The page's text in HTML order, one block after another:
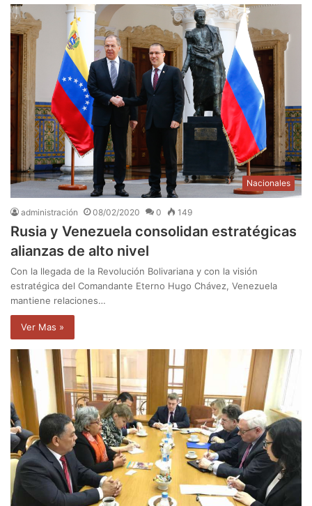
Nacionales
administración 08/02/2020 0 149
Rusia y Venezuela consolidan estratégicas
alianzas de alto nivel
Con la llegada de la Revolución Bolivariana y con la visión
estratégica del Comandante Eterno Hugo Chávez, Venezuela
mantiene relaciones…
Ver Mas »